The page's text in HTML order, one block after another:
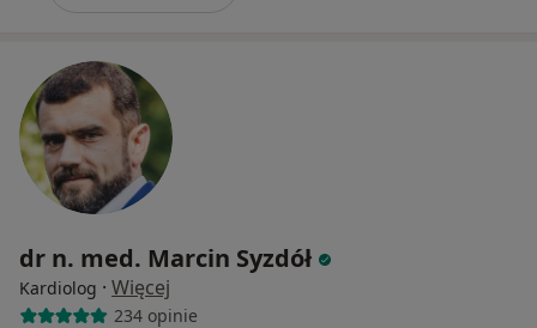
dr n. med. Marcin Syzdół
Kardiolog · Więcej
234 opinie